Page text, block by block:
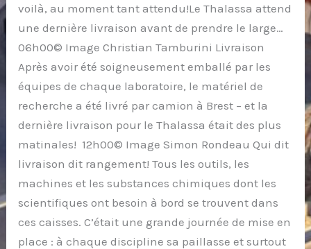
voilà, au moment tant attendu!Le Thalassa attend
une dernière livraison avant de prendre le large…
06h00© Image Christian Tamburini Livraison
Après avoir été soigneusement emballé par les
équipes de chaque laboratoire, le matériel de
recherche a été livré par camion à Brest – et la
dernière livraison pour le Thalassa était des plus
matinales! 12h00© Image Simon Rondeau Qui dit
livraison dit rangement! Tous les outils, les
machines et les substances chimiques dont les
scientifiques ont besoin à bord se trouvent dans
ces caisses. C’était une grande journée de mise en
place : à chaque discipline sa paillasse et surtout